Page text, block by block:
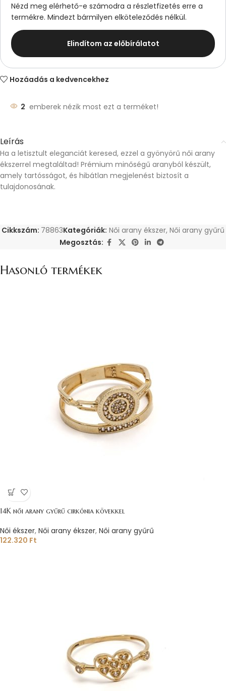
Nézd meg elérhető-e számodra a részletfizetés erre a
termékre. Mindezt bármilyen elköteleződés nélkül.
Elindítom az előbírálatot
Hozáadás a kedvencekhez
2 emberek nézik most ezt a terméket!
Leírás
Ha a letisztult eleganciát keresed, ezzel a gyönyörű női arany
ékszerrel megtaláltad! Prémium minőségű aranyból készült,
amely tartósságot, és hibátlan megjelenést biztosít a
tulajdonosának.
Cikkszám: 78863Kategóriák: Női arany ékszer, Női arany gyűrű
Megosztás:
Hasonló termékek
14K női arany gyűrű cirkónia kövekkel
Női ékszer, Női arany ékszer, Női arany gyűrű
122.320 Ft